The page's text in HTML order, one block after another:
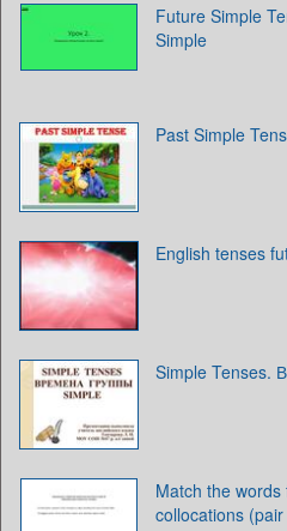
Future Simple
Simple
Past Simple
English tenses
Simple Tenses.
Match the
collocations